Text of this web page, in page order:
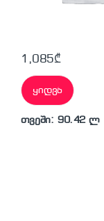
1,085₾
ყიდვა
თვეში: 90.42 ლ